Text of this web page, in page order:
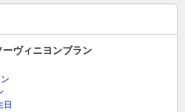
ヴィニヨンブラン
日